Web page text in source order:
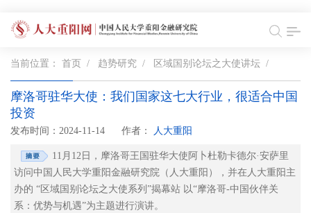
当前位置： 首页 / 趋势研究 / 区域国别论坛之大使讲坛 /
摩洛哥驻华大使：我们国家这七大行业，很适合中国
投资
发布时间：2024-11-14 作者： 人大重阳
11月12日，摩洛哥王国驻华大使阿卜杜勒卡德尔·安萨里
访问中国人民大学重阳金融研究院（人大重阳），并在人大重阳主
办的 “区域国别论坛之大使系列”揭幕站 以“摩洛哥-中国伙伴关
系：优势与机遇”为主题进行演讲。